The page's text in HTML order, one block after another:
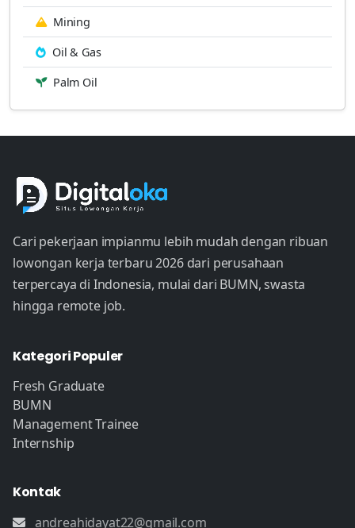
Mining
Oil & Gas
Palm Oil
Cari pekerjaan impianmu lebih mudah dengan ribuan
lowongan kerja terbaru 2026 dari perusahaan
terpercaya di Indonesia, mulai dari BUMN, swasta
hingga remote job.
Kategori Populer
Fresh Graduate
BUMN
Management Trainee
Internship
Kontak
andreahidayat22@gmail.com